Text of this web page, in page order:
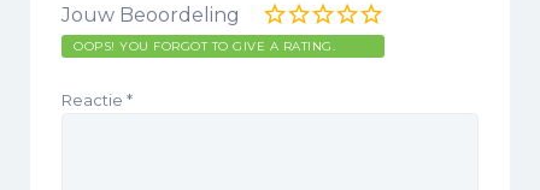
Jouw Beoordeling
OOPS! YOU FORGOT TO GIVE A RATING.
Reactie *